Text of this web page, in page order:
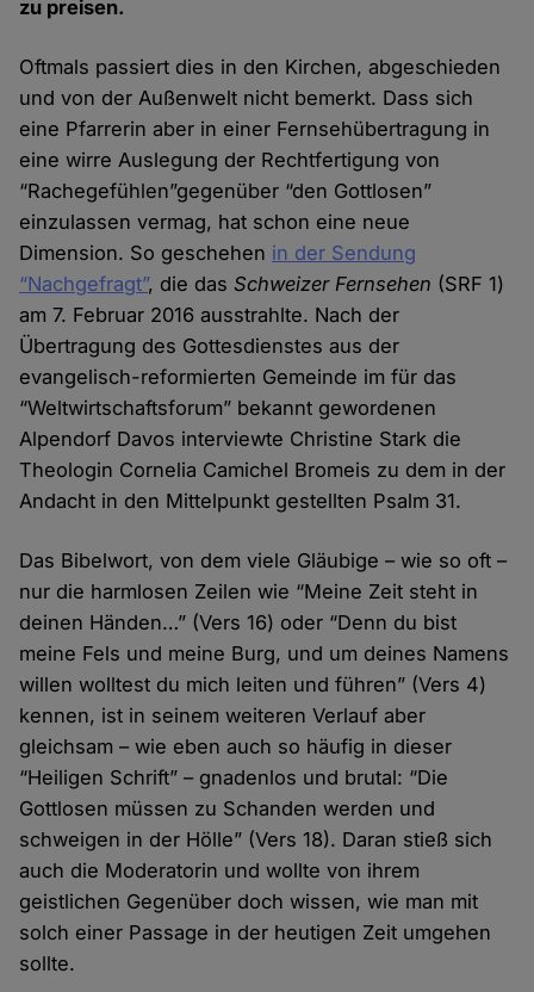
zu preisen.
Oftmals passiert dies in den Kirchen, abgeschieden
und von der Außenwelt nicht bemerkt. Dass sich
eine Pfarrerin aber in einer Fernsehübertragung in
eine wirre Auslegung der Rechtfertigung von
“Rachegefühlen”gegenüber “den Gottlosen”
einzulassen vermag, hat schon eine neue
Dimension. So geschehen in der Sendung
“Nachgefragt”, die dasSchweizer Fernsehen (SRF 1)
am 7. Februar 2016 ausstrahlte. Nach der
Übertragung des Gottesdienstes aus der
evangelisch-reformierten Gemeinde im für das
“Weltwirtschaftsforum” bekannt gewordenen
Alpendorf Davos interviewte Christine Stark die
Theologin Cornelia Camichel Bromeis zu dem in der
Andacht in den Mittelpunkt gestellten Psalm 31.
Das Bibelwort, von dem viele Gläubige – wie so oft –
nur die harmlosen Zeilen wie “Meine Zeit steht in
deinen Händen…” (Vers 16) oder “Denn du bist
meine Fels und meine Burg, und um deines Namens
willen wolltest du mich leiten und führen” (Vers 4)
kennen, ist in seinem weiteren Verlauf aber
gleichsam – wie eben auch so häufig in dieser
“Heiligen Schrift” – gnadenlos und brutal: “Die
Gottlosen müssen zu Schanden werden und
schweigen in der Hölle” (Vers 18). Daran stieß sich
auch die Moderatorin und wollte von ihrem
geistlichen Gegenüber doch wissen, wie man mit
solch einer Passage in der heutigen Zeit umgehen
sollte.